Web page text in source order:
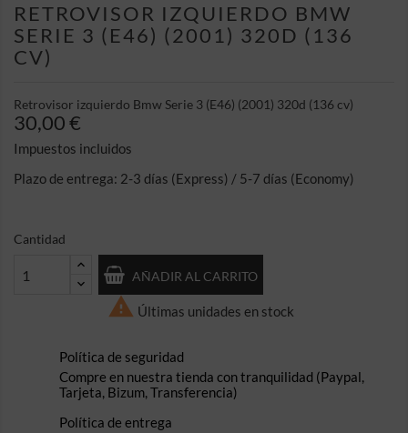
RETROVISOR IZQUIERDO BMW
SERIE 3 (E46) (2001) 320D (136
CV)
Retrovisor izquierdo Bmw Serie 3 (E46) (2001) 320d (136 cv)
30,00 €
Impuestos incluidos
Plazo de entrega: 2-3 días (Express) / 5-7 días (Economy)
Cantidad
AÑADIR AL CARRITO
 Últimas unidades en stock
Política de seguridad
Compre en nuestra tienda con tranquilidad (Paypal,
Tarjeta, Bizum, Transferencia)
Política de entrega